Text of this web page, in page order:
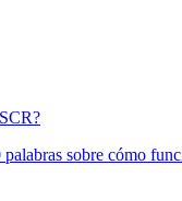
sobre cómo